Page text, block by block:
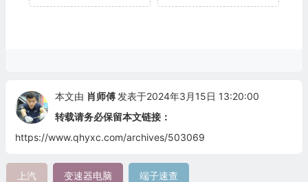
本文由 肖师傅 发表于2024年3月15日 13:20:00
转载请务必保留本文链接：
https://www.qhyxc.com/archives/503069
上汽 变速器电脑 端子速查